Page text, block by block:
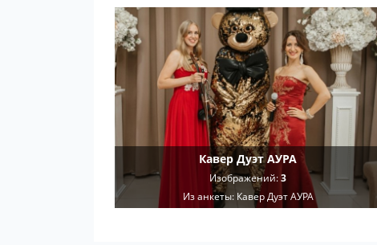
Кавер Дуэт АУРА
Изображений:3
Из анкеты: Кавер Дуэт АУРА